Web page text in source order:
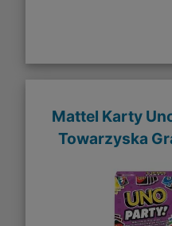
Mattel Karty
Towarzyska